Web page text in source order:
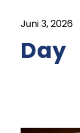
Juni 3, 2026
Day